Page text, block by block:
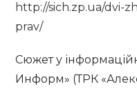
http://sich.zp.ua/dvi-
prav/
Сюжет у
Информ» (ТРК